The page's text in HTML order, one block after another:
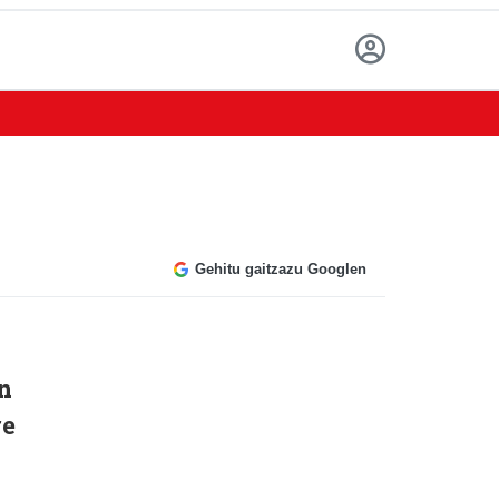
Gehitu gaitzazu Googlen